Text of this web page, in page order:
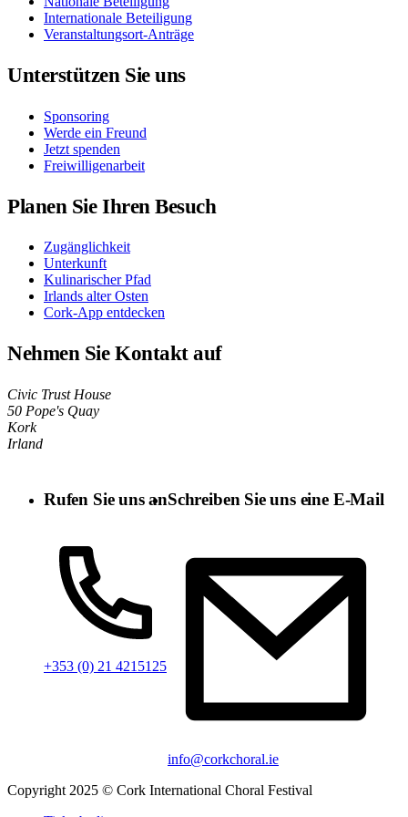
Internationale Beteiligung
Veranstaltungsort-Anträge
Unterstützen Sie uns
Sponsoring
Werde ein Freund
Jetzt spenden
Freiwilligenarbeit
Planen Sie Ihren Besuch
Zugänglichkeit
Unterkunft
Kulinarischer Pfad
Irlands alter Osten
Cork-App entdecken
Nehmen Sie Kontakt auf
Civic Trust House
50 Pope's Quay
Kork
Irland
Rufen Sie uns an
+353 (0) 21 4215125
Schreiben Sie uns eine E-Mail
info@corkchoral.ie
Copyright 2025 © Cork International Choral Festival